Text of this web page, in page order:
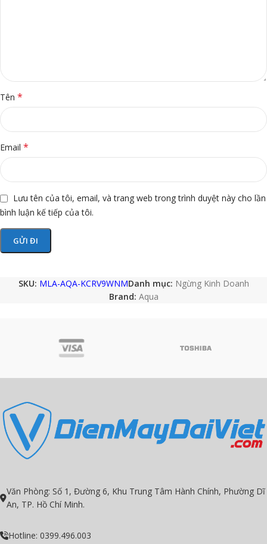
Tên *
Email *
Lưu tên của tôi, email, và trang web trong trình duyệt này cho lần
bình luận kế tiếp của tôi.
SKU: MLA-AQA-KCRV9WNMDanh mục: Ngừng Kinh Doanh
Brand: Aqua
Văn Phòng: Số 1, Đường 6, Khu Trung Tâm Hành Chính, Phường Dĩ
An, TP. Hồ Chí Minh.
Hotline: 0399.496.003